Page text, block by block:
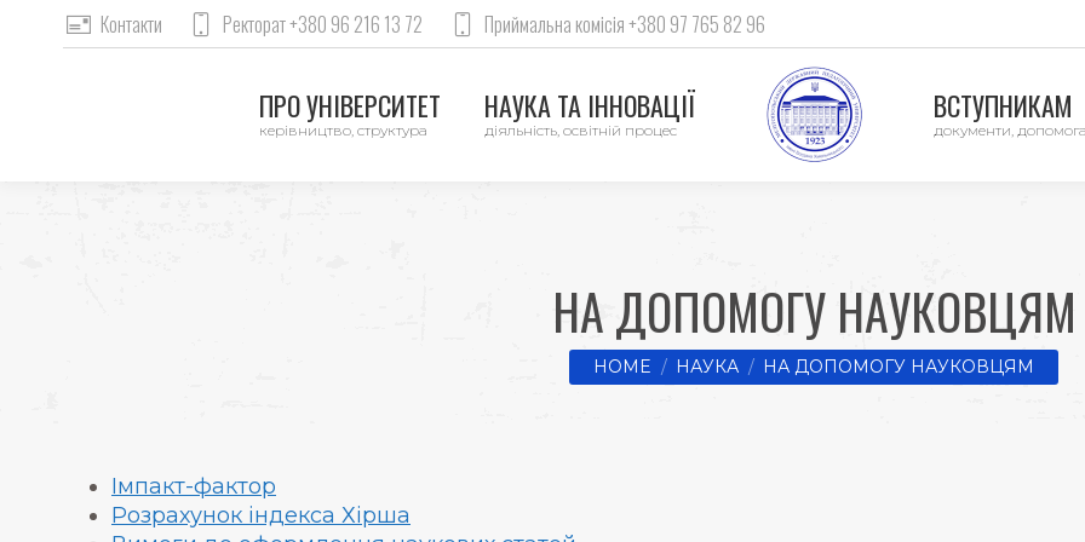
Контакти Ректорат +380 96 216 13 72 Приймальна комісія +380 97 765 82 96
ПРО УНІВЕРСИТЕТ
керівництво, структура
НАУКА ТА ІННОВАЦІЇ
діяльність, освітній процес
ВСТУПНИКАМ
документи, допомога
НА ДОПОМОГУ НАУКОВЦЯМ
You are here:
HOME НАУКА НА ДОПОМОГУ НАУКОВЦЯМ
Імпакт-фактор
Розрахунок індекса Хірша